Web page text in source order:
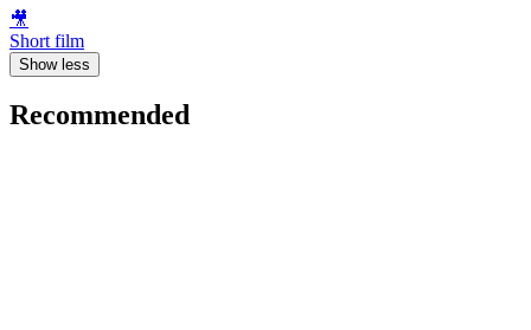
🎥
Short film
Show less
Recommended